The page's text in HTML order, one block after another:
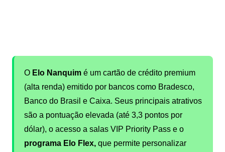
O Elo Nanquim é um cartão de crédito premium
(alta renda) emitido por bancos como Bradesco,
Banco do Brasil e Caixa. Seus principais atrativos
são a pontuação elevada (até 3,3 pontos por
dólar), o acesso a salas VIP Priority Pass e o
programa Elo Flex, que permite personalizar